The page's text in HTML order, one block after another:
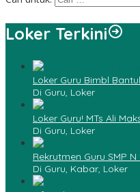
Loker Terkini
Loker Guru Bimbl
Di Guru, Loker
Loker Guru! MTs Ali
Di Guru, Loker
Rekrutmen Guru SMP
Di Guru, Kabar, Loker